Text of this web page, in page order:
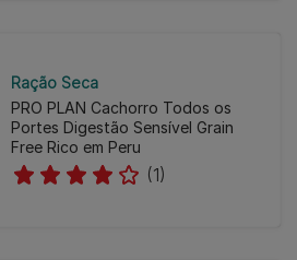
Ração Seca
PRO PLAN Cachorro Todos os
Portes Digestão Sensível Grain
Free Rico em Peru
(1)